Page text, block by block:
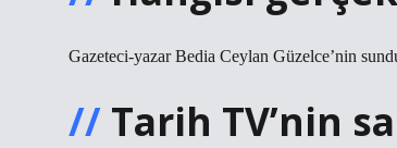
Gazeteci-yazar Bedia Ceylan Güzelce’nin
Tarih TV’nin